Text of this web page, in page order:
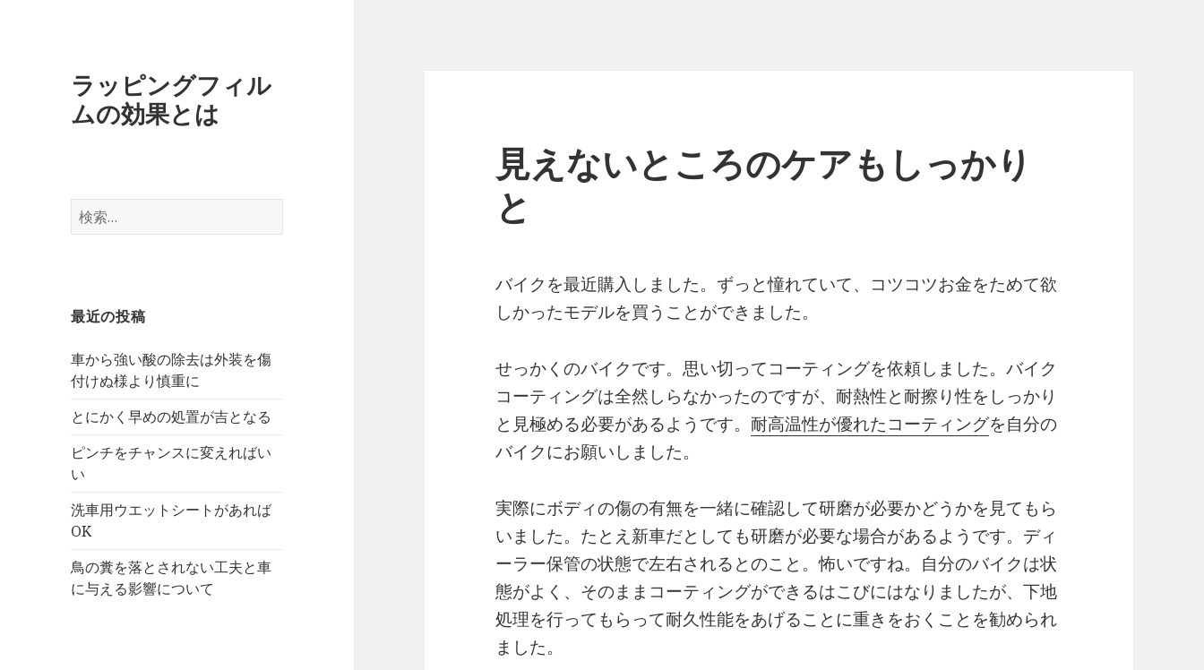
ラッピングフィル
ムの効果とは
検
索
最近の投稿
車から強い酸の除去は外装を傷
付けぬ様より慎重に
とにかく早めの処置が吉となる
ピンチをチャンスに変えればい
い
洗車用ウエットシートがあれば
OK
鳥の糞を落とされない工夫と車
に与える影響について
見えないところのケアもしっかり
と
バイクを最近購入しました。ずっと憧れていて、コツコツお金をためて欲
しかったモデルを買うことができました。
せっかくのバイクです。思い切ってコーティングを依頼しました。バイク
コーティングは全然しらなかったのですが、耐熱性と耐擦り性をしっかり
と見極める必要があるようです。 耐高温性が優れたコーティングを自分の
バイクにお願いしました。
実際にボディの傷の有無を一緒に確認して研磨が必要かどうかを見てもら
いました。たとえ新車だとしても研磨が必要な場合があるようです。ディ
ーラー保管の状態で左右されるとのこと。怖いですね。自分のバイクは状
態がよく、そのままコーティングができるはこびにはなりましたが、下地
処理を行ってもらって耐久性能をあげることに重きをおくことを勧められ
ました。